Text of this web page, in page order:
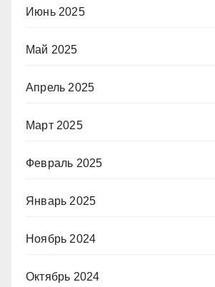
Июнь 2025
Май 2025
Апрель 2025
Март 2025
Февраль 2025
Январь 2025
Ноябрь 2024
Октябрь 2024